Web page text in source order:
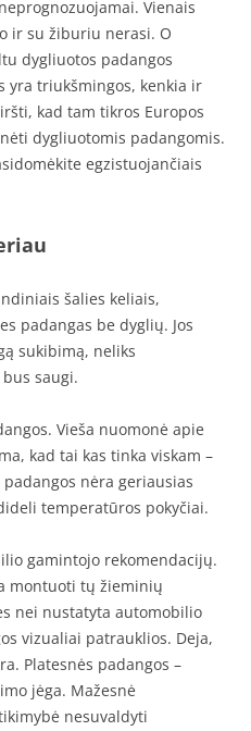
Vienais
ir su žiburiu nerasi. O
dygliuotos padangos
yra triukšmingos, kenkia ir
kad tam tikros Europos
dygliuotomis padangomis.
egzistuojančiais
šalies keliais,
padangas be dyglių. Jos
sukibimą, neliks
saugi.
Vieša nuomonė apie
kad tai kas tinka viskam –
nėra geriausias
temperatūros pokyčiai.
gamintojo rekomendacijų.
montuoti tų žieminių
nei nustatyta automobilio
vizualiai patrauklios. Deja,
Platesnės padangos –
jėga. Mažesnė
nesuvaldyti